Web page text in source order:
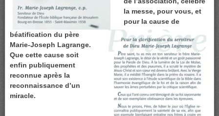
la messe, pour vous, et
pour la cause de
béatification du père
Marie-Joseph Lagrange.
Que cette cause soit
enfin publiquement
reconnue après la
reconnaissance d’un
miracle.